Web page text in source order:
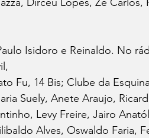
Isidoro e Reinaldo. No
Fu, 14 Bis; Clube da
Suely, Anete Araujo,
Levy Freire, Jairo
Alves, Oswaldo Faria,